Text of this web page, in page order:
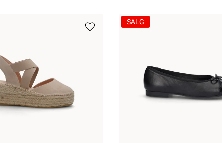
SALG